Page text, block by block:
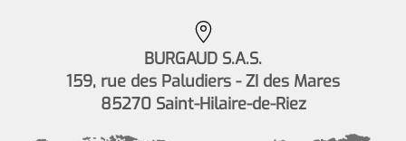
BURGAUD S.A.S.
159, rue des Paludiers - ZI des Mares
85270 Saint-Hilaire-de-Riez